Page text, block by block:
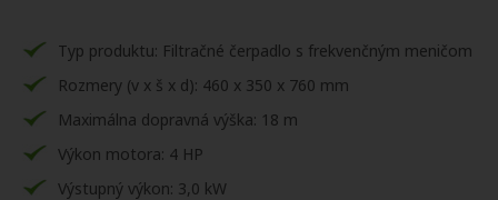
Typ produktu: Filtračné čerpadlo s frekvenčným meničom
Rozmery (v x š x d): 460 x 350 x 760 mm
Maximálna dopravná výška: 18 m
Výkon motora: 4 HP
Výstupný výkon: 3,0 kW